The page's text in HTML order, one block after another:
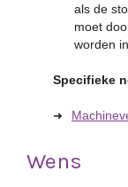
als de
moet
worden
Specifieke
Wens